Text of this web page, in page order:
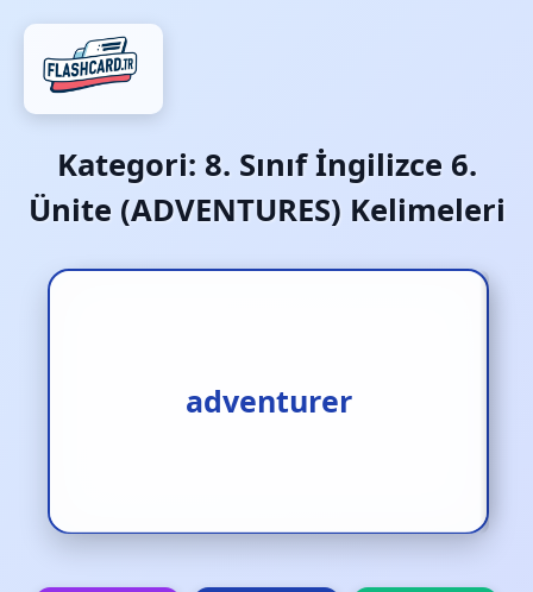
Kategori: 8. Sınıf İngilizce 6.
Ünite (ADVENTURES) Kelimeleri
adventurer
maceracı